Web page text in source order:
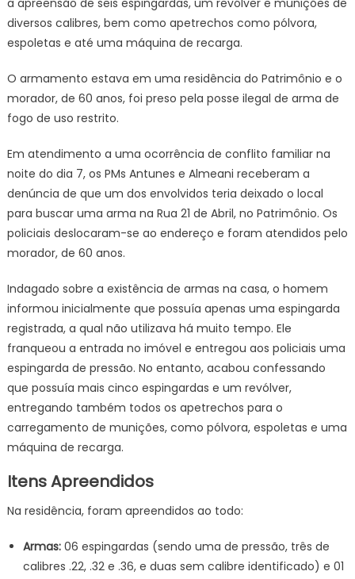
diversos calibres, bem como apetrechos como pólvora,
espoletas e até uma máquina de recarga.
O armamento estava em uma residência do Patrimônio e o
morador, de 60 anos, foi preso pela posse ilegal de arma de
fogo de uso restrito.
Em atendimento a uma ocorrência de conflito familiar na
noite do dia 7, os PMs Antunes e Almeani receberam a
denúncia de que um dos envolvidos teria deixado o local
para buscar uma arma na Rua 21 de Abril, no Patrimônio. Os
policiais deslocaram-se ao endereço e foram atendidos pelo
morador, de 60 anos.
Indagado sobre a existência de armas na casa, o homem
informou inicialmente que possuía apenas uma espingarda
registrada, a qual não utilizava há muito tempo. Ele
franqueou a entrada no imóvel e entregou aos policiais uma
espingarda de pressão. No entanto, acabou confessando
que possuía mais cinco espingardas e um revólver,
entregando também todos os apetrechos para o
carregamento de munições, como pólvora, espoletas e uma
máquina de recarga.
Itens Apreendidos
Na residência, foram apreendidos ao todo:
Armas:06 espingardas (sendo uma de pressão, três de
calibres .22, .32 e .36, e duas sem calibre identificado) e 01